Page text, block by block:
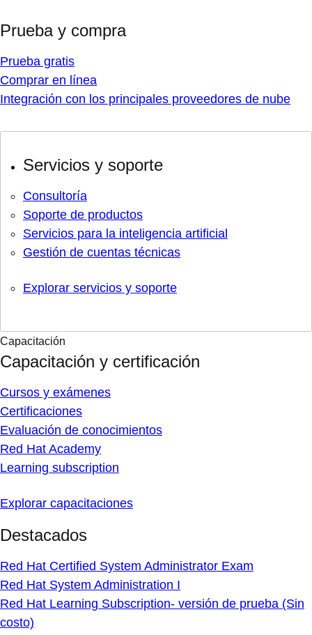
Prueba y compra
Prueba gratis
Comprar en línea
Integración con los principales proveedores de nube
Servicios y soporte
Consultoría
Soporte de productos
Servicios para la inteligencia artificial
Gestión de cuentas técnicas
Explorar servicios y soporte
Capacitación
Capacitación y certificación
Cursos y exámenes
Certificaciones
Evaluación de conocimientos
Red Hat Academy
Learning subscription
Explorar capacitaciones
Destacados
Red Hat Certified System Administrator Exam
Red Hat System Administration I
Red Hat Learning Subscription- versión de prueba (Sin
costo)